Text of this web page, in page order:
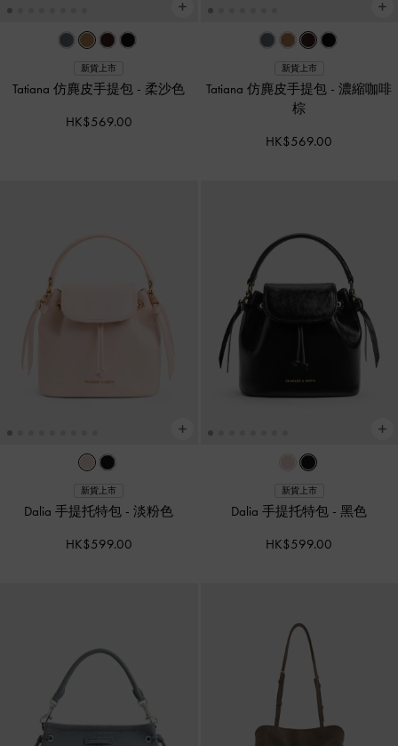
新貨上市
Tatiana 仿麂皮手提包 - 柔沙色
HK$569.00
新貨上市
Tatiana 仿麂皮手提包 -濃縮咖啡
棕
HK$569.00
新貨上市
Dalia 手提托特包 -淡粉色
HK$599.00
新貨上市
Dalia 手提托特包 -黑色
HK$599.00